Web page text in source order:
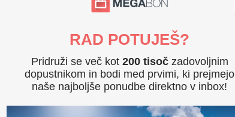
RAD POTUJEŠ?
Pridruži se več kot 200 tisoč zadovoljnim
dopustnikom in bodi med prvimi, ki prejmejo
naše najboljše ponudbe direktno v inbox!